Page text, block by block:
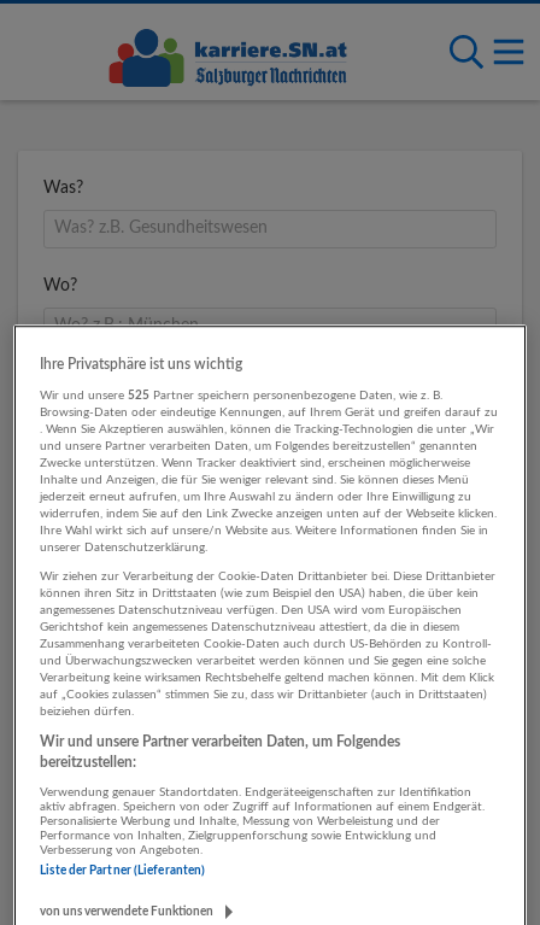
Was?
Wo?
2 Sachbearbeitung Kunst,
Unterhaltung und Erholung
Unternehmen
Ihre Privatsphäre ist uns wichtig
Wir und unsere525 Partner speichern personenbezogene Daten, wie z. B.
Browsing-Daten oder eindeutige Kennungen, auf Ihrem Gerät und greifen darauf zu
. Wenn Sie Akzeptieren auswählen, können die Tracking-Technologien die unter „Wir
und unsere Partner verarbeiten Daten, um Folgendes bereitzustellen“ genannten
Zwecke unterstützen. Wenn Tracker deaktiviert sind, erscheinen möglicherweise
Inhalte und Anzeigen, die für Sie weniger relevant sind. Sie können dieses Menü
jederzeit erneut aufrufen, um Ihre Auswahl zu ändern oder Ihre Einwilligung zu
widerrufen, indem Sie auf den Link Zwecke anzeigen unten auf der Webseite klicken.
Ihre Wahl wirkt sich auf unsere/n Website aus. Weitere Informationen finden Sie in
unserer Datenschutzerklärung.
Wir ziehen zur Verarbeitung der Cookie-Daten Drittanbieter bei. Diese Drittanbieter
können ihren Sitz in Drittstaaten (wie zum Beispiel den USA) haben, die über kein
angemessenes Datenschutzniveau verfügen. Den USA wird vom Europäischen
Gerichtshof kein angemessenes Datenschutzniveau attestiert, da die in diesem
Zusammenhang verarbeiteten Cookie-Daten auch durch US-Behörden zu Kontroll-
und Überwachungszwecken verarbeitet werden können und Sie gegen eine solche
Verarbeitung keine wirksamen Rechtsbehelfe geltend machen können. Mit dem Klick
auf „Cookies zulassen“ stimmen Sie zu, dass wir Drittanbieter (auch in Drittstaaten)
beiziehen dürfen.
Wir und unsere Partner verarbeiten Daten, um Folgendes
bereitzustellen:
Verwendung genauer Standortdaten. Endgeräteeigenschaften zur Identifikation
aktiv abfragen. Speichern von oder Zugriff auf Informationen auf einem Endgerät.
Personalisierte Werbung und Inhalte, Messung von Werbeleistung und der
Performance von Inhalten, Zielgruppenforschung sowie Entwicklung und
Verbesserung von Angeboten.
Liste der Partner (Lieferanten)
von uns verwendete Funktionen